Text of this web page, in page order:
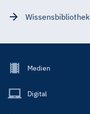
Wissensbibliothek
Footer
Main
Medien
Digital